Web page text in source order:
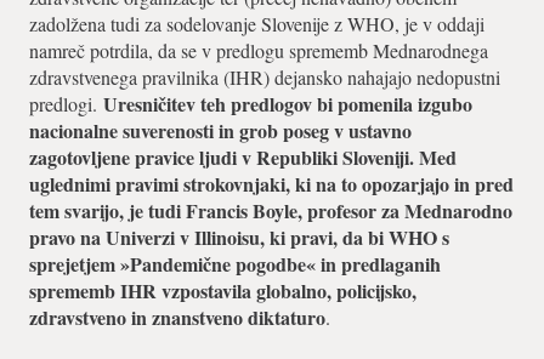
zadolžena tudi za sodelovanje Slovenije z WHO, je v oddaji
namreč potrdila, da se v predlogu sprememb Mednarodnega
zdravstvenega pravilnika (IHR) dejansko nahajajo nedopustni
predlogi. Uresničitev teh predlogov bi pomenila izgubo
nacionalne suverenosti in grob poseg v ustavno
zagotovljene pravice ljudi v Republiki Sloveniji. Med
uglednimi pravimi strokovnjaki, ki na to opozarjajo in pred
tem svarijo, je tudi Francis Boyle, profesor za Mednarodno
pravo na Univerzi v Illinoisu, ki pravi, da bi WHO s
sprejetjem »Pandemične pogodbe« in predlaganih
sprememb IHR vzpostavila globalno, policijsko,
zdravstveno in znanstveno diktaturo.